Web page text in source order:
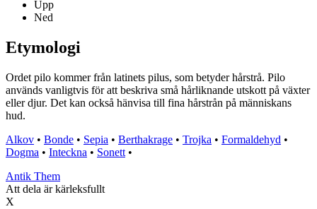
Upp
Ned
Etymologi
Ordet pilo kommer från latinets pilus, som betyder hårstrå. Pilo
används vanligtvis för att beskriva små hårliknande utskott på växter
eller djur. Det kan också hänvisa till fina hårstrån på människans
hud.
Alkov • Bonde • Sepia • Berthakrage • Trojka • Formaldehyd •
Dogma • Inteckna • Sonett •
Antik Them
Att dela är kärleksfullt
X